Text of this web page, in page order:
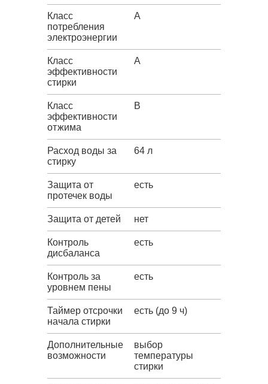
Класс
потребления
электроэнергии
A
Класс
эффективности
стирки
A
Класс
эффективности
отжима
B
Расход воды за
стирку
64 л
Защита от
протечек воды
есть
Защита от детей нет
Контроль
дисбаланса
есть
Контроль за
уровнем пены
есть
Таймер отсрочки
начала стирки
есть (до 9 ч)
Дополнительные
возможности
выбор
температуры
стирки